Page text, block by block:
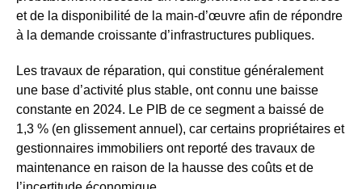
et de la disponibilité de la main-d’œuvre afin de répondre
à la demande croissante d’infrastructures publiques.
Les travaux de réparation, qui constitue généralement
une base d’activité plus stable, ont connu une baisse
constante en 2024. Le PIB de ce segment a baissé de
1,3 % (en glissement annuel), car certains propriétaires et
gestionnaires immobiliers ont reporté des travaux de
maintenance en raison de la hausse des coûts et de